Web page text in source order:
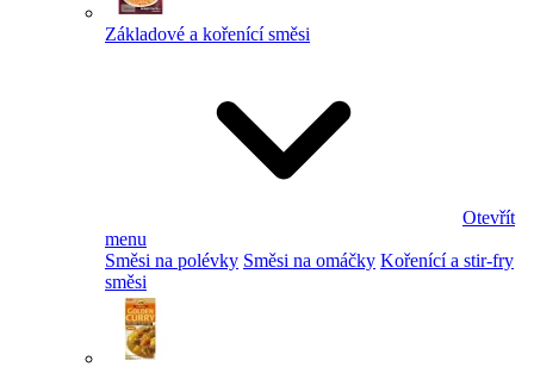
Základové a kořenící směsi
Otevřít
menu
Směsi na polévky Směsi na omáčky Kořenící a stir-fry
směsi